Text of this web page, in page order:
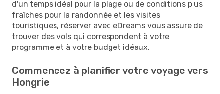
d'un temps idéal pour la plage ou de conditions plus
fraîches pour la randonnée et les visites
touristiques, réserver avec eDreams vous assure de
trouver des vols qui correspondent à votre
programme et à votre budget idéaux.
Commencez à planifier votre voyage vers
Hongrie